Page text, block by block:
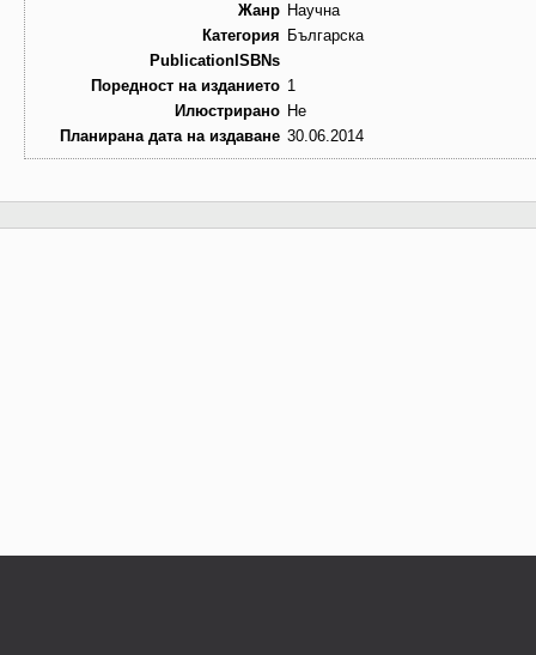
Жанр Научна
Категория Българска
PublicationISBNs
Поредност на изданието 1
Илюстрирано Не
Планирана дата на издаване 30.06.2014